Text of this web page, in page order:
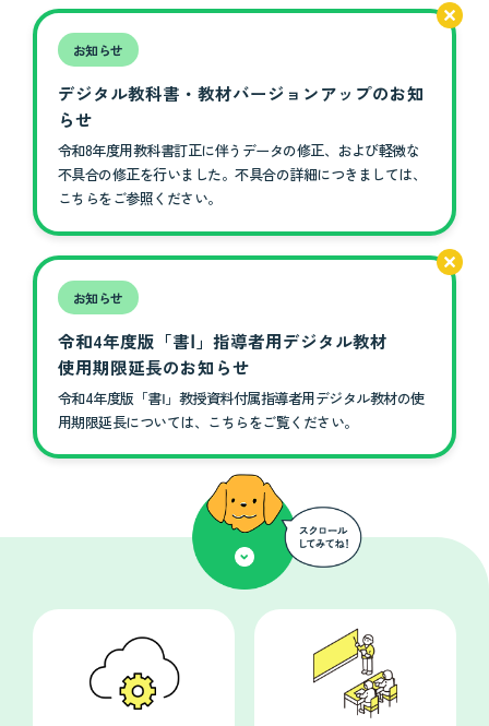
お知らせ
デジタル教科書・教材バージョンアップのお知
らせ
令和8年度用教科書訂正に伴うデータの修正、および軽微な
不具合の修正を行いました。不具合の詳細につきましては、
こちらをご参照ください。
お知らせ
令和4年度版「書Ⅰ」指導者用デジタル教材
使用期限延長のお知らせ
令和4年度版「書Ⅰ」教授資料付属指導者用デジタル教材の使
用期限延長については、こちらをご覧ください。